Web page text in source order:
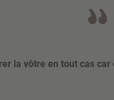
la vôtre en tout cas